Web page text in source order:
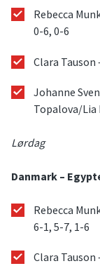
Rebecca
0-6, 0-6
Clara Tauson
Johanne
Topalova/Lia
Lørdag
Danmark –
Rebecca
6-1, 5-7, 1-6
Clara Tauson